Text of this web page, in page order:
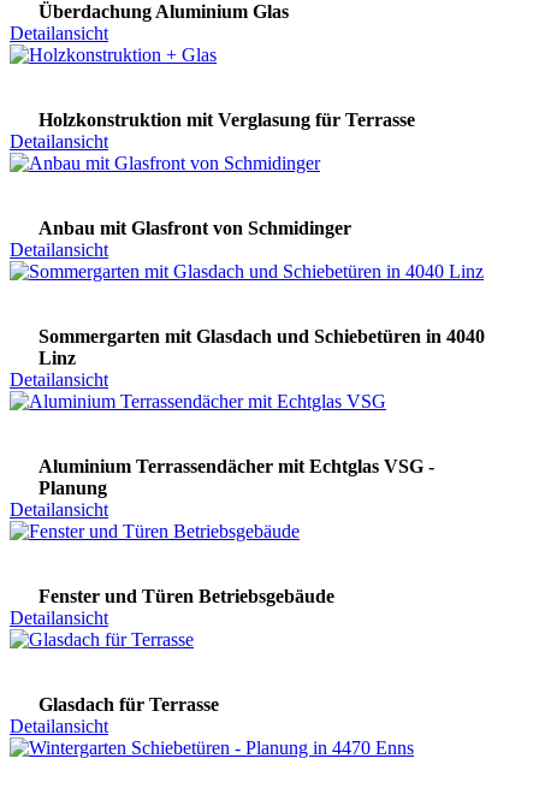
Überdachung Aluminium Glas
Detailansicht
Holzkonstruktion mit Verglasung für Terrasse
Detailansicht
Anbau mit Glasfront von Schmidinger
Detailansicht
Sommergarten mit Glasdach und Schiebetüren in 4040
Linz
Detailansicht
Aluminium Terrassendächer mit Echtglas VSG -
Planung
Detailansicht
Fenster und Türen Betriebsgebäude
Detailansicht
Glasdach für Terrasse
Detailansicht